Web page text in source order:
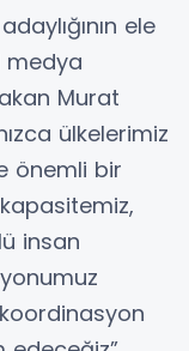
ele
medya
Murat
ülkelerimiz
önemli bir
insan